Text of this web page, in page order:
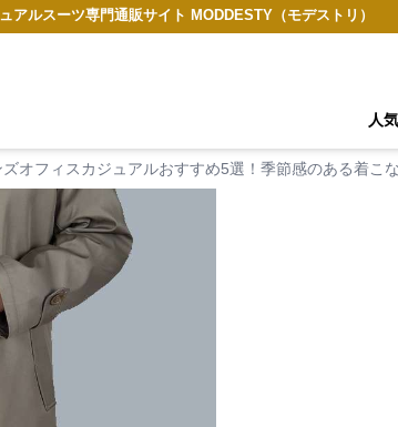
アルスーツ専門通販サイト MODDESTY（モデストリ）
人
オフィスカジュアルおすすめ5選！季節感のある着こ